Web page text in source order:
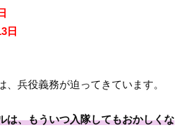
日
、兵役義務が迫ってきています。
は、もういつ入隊してもおかしくな